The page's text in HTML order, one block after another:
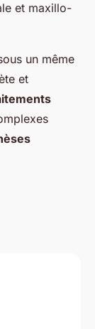
et maxillo-
un même
et